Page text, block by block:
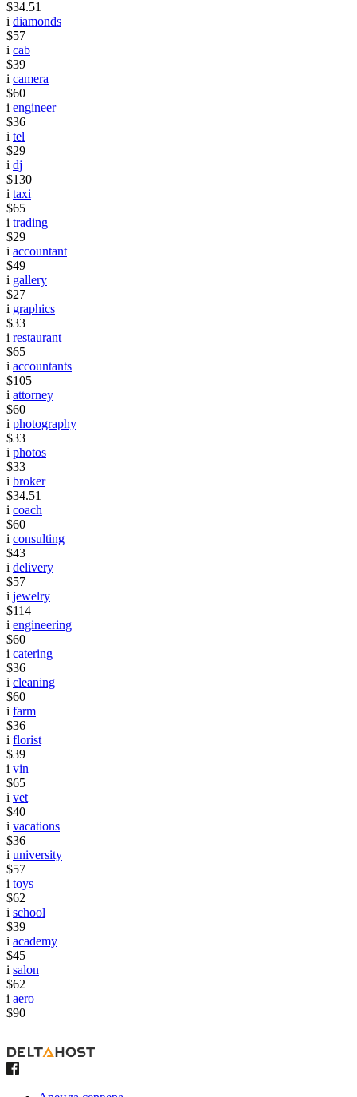
$34.51
i diamonds
$57
i cab
$39
i camera
$60
i engineer
$36
i tel
$29
i dj
$130
i taxi
$65
i trading
$29
i accountant
$49
i gallery
$27
i graphics
$33
i restaurant
$65
i accountants
$105
i attorney
$60
i photography
$33
i photos
$33
i broker
$34.51
i coach
$60
i consulting
$43
i delivery
$57
i jewelry
$114
i engineering
$60
i catering
$36
i cleaning
$60
i farm
$36
i florist
$39
i vin
$65
i vet
$40
i vacations
$36
i university
$57
i toys
$62
i school
$39
i academy
$45
i salon
$62
i aero
$90